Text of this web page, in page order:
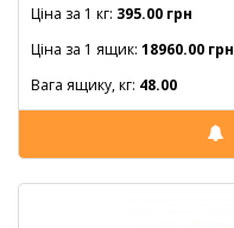
Ціна за 1 кг: 395.00 грн
Ціна за 1 ящик: 18960.00 грн
Вага ящику, кг: 48.00